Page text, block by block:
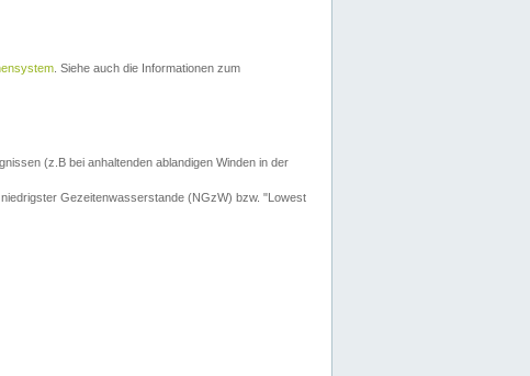
. Siehe auch die Informationen zum
(z.B bei anhaltenden ablandigen Winden in der
Gezeitenwasserstande (NGzW) bzw. "Lowest